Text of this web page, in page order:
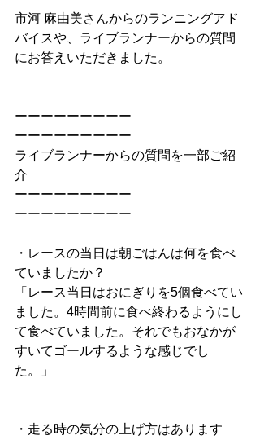
市河 麻由美さんからのランニングアド
バイスや、ライブランナーからの質問
にお答えいただきました。
ーーーーーーーーー
ーーーーーーーーー
ライブランナーからの質問を一部ご紹
介
ーーーーーーーーー
ーーーーーーーーー
・レースの当日は朝ごはんは何を食べ
ていましたか？
「レース当日はおにぎりを5個食べてい
ました。4時間前に食べ終わるようにし
て食べていました。それでもおなかが
すいてゴールするような感じでし
た。」
・走る時の気分の上げ方はあります